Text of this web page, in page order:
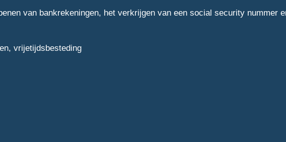
van bankrekeningen, het verkrijgen van een social security nummer
vrijetijdsbesteding